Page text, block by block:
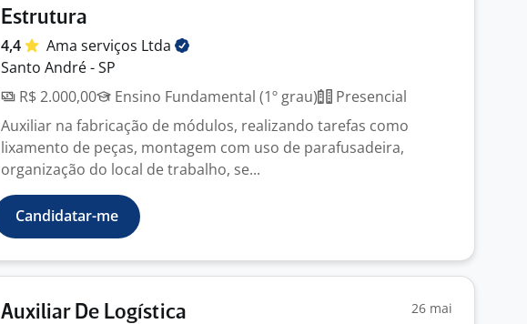
Estrutura
4,4 Ama serviços Ltda
Santo André - SP
R$ 2.000,00
Ensino Fundamental (1º grau)
Presencial
Auxiliar na fabricação de módulos, realizando tarefas como
lixamento de peças, montagem com uso de parafusadeira,
organização do local de trabalho, se...
Candidatar-me
Auxiliar De Logística 26 mai